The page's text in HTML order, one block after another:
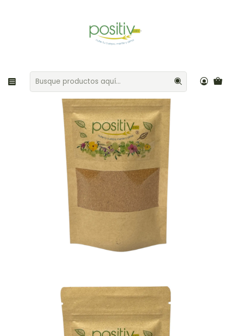
Aliños / Especias Comino Molido 50gr Positiv